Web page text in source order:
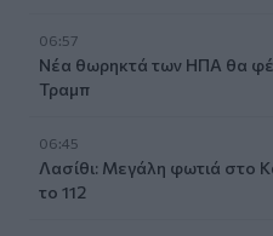
06:57
Νέα θωρηκτά των ΗΠΑ θα
Τραμπ
06:45
Λασίθι: Μεγάλη φωτιά στο
το 112